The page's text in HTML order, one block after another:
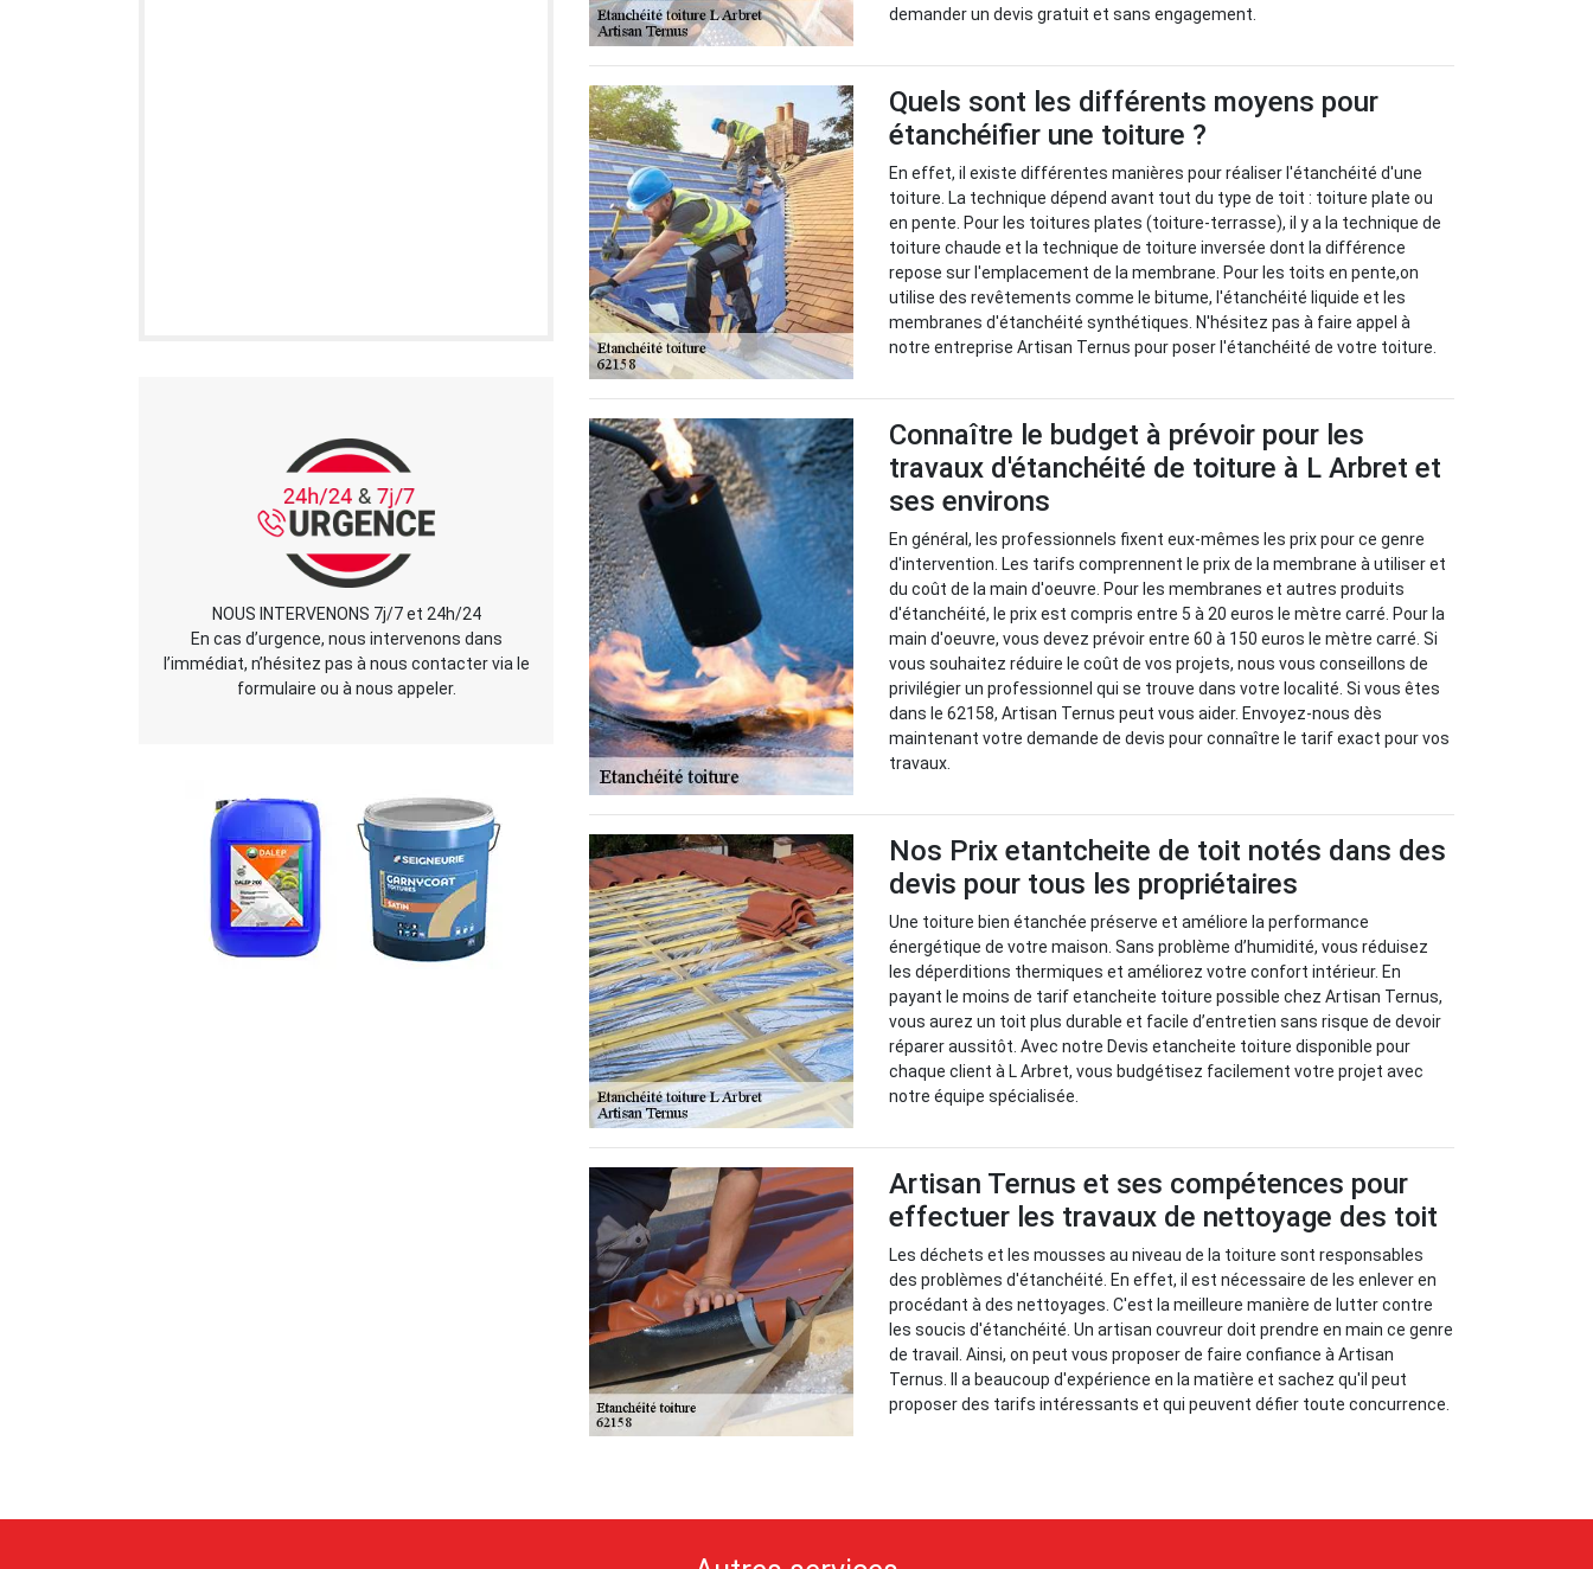
NOUS INTERVENONS 7j/7 et 24h/24
En cas d’urgence, nous intervenons dans
l’immédiat, n’hésitez pas à nous contacter via le
formulaire ou à nous appeler.
demander un devis gratuit et sans engagement.
Quels sont les différents moyens pour
étanchéifier une toiture ?
En effet, il existe différentes manières pour réaliser l'étanchéité d'une
toiture. La technique dépend avant tout du type de toit : toiture plate ou
en pente. Pour les toitures plates (toiture-terrasse), il y a la technique de
toiture chaude et la technique de toiture inversée dont la différence
repose sur l'emplacement de la membrane. Pour les toits en pente,on
utilise des revêtements comme le bitume, l'étanchéité liquide et les
membranes d'étanchéité synthétiques. N'hésitez pas à faire appel à
notre entreprise Artisan Ternus pour poser l'étanchéité de votre toiture.
Connaître le budget à prévoir pour les
travaux d'étanchéité de toiture à L Arbret et
ses environs
En général, les professionnels fixent eux-mêmes les prix pour ce genre
d'intervention. Les tarifs comprennent le prix de la membrane à utiliser et
du coût de la main d'oeuvre. Pour les membranes et autres produits
d'étanchéité, le prix est compris entre 5 à 20 euros le mètre carré. Pour la
main d'oeuvre, vous devez prévoir entre 60 à 150 euros le mètre carré. Si
vous souhaitez réduire le coût de vos projets, nous vous conseillons de
privilégier un professionnel qui se trouve dans votre localité. Si vous êtes
dans le 62158, Artisan Ternus peut vous aider. Envoyez-nous dès
maintenant votre demande de devis pour connaître le tarif exact pour vos
travaux.
Nos Prix etantcheite de toit notés dans des
devis pour tous les propriétaires
Une toiture bien étanchée préserve et améliore la performance
énergétique de votre maison. Sans problème d’humidité, vous réduisez
les déperditions thermiques et améliorez votre confort intérieur. En
payant le moins de tarif etancheite toiture possible chez Artisan Ternus,
vous aurez un toit plus durable et facile d’entretien sans risque de devoir
réparer aussitôt. Avec notre Devis etancheite toiture disponible pour
chaque client à L Arbret, vous budgétisez facilement votre projet avec
notre équipe spécialisée.
Artisan Ternus et ses compétences pour
effectuer les travaux de nettoyage des toit
Les déchets et les mousses au niveau de la toiture sont responsables
des problèmes d'étanchéité. En effet, il est nécessaire de les enlever en
procédant à des nettoyages. C'est la meilleure manière de lutter contre
les soucis d'étanchéité. Un artisan couvreur doit prendre en main ce genre
de travail. Ainsi, on peut vous proposer de faire confiance à Artisan
Ternus. Il a beaucoup d'expérience en la matière et sachez qu'il peut
proposer des tarifs intéressants et qui peuvent défier toute concurrence.